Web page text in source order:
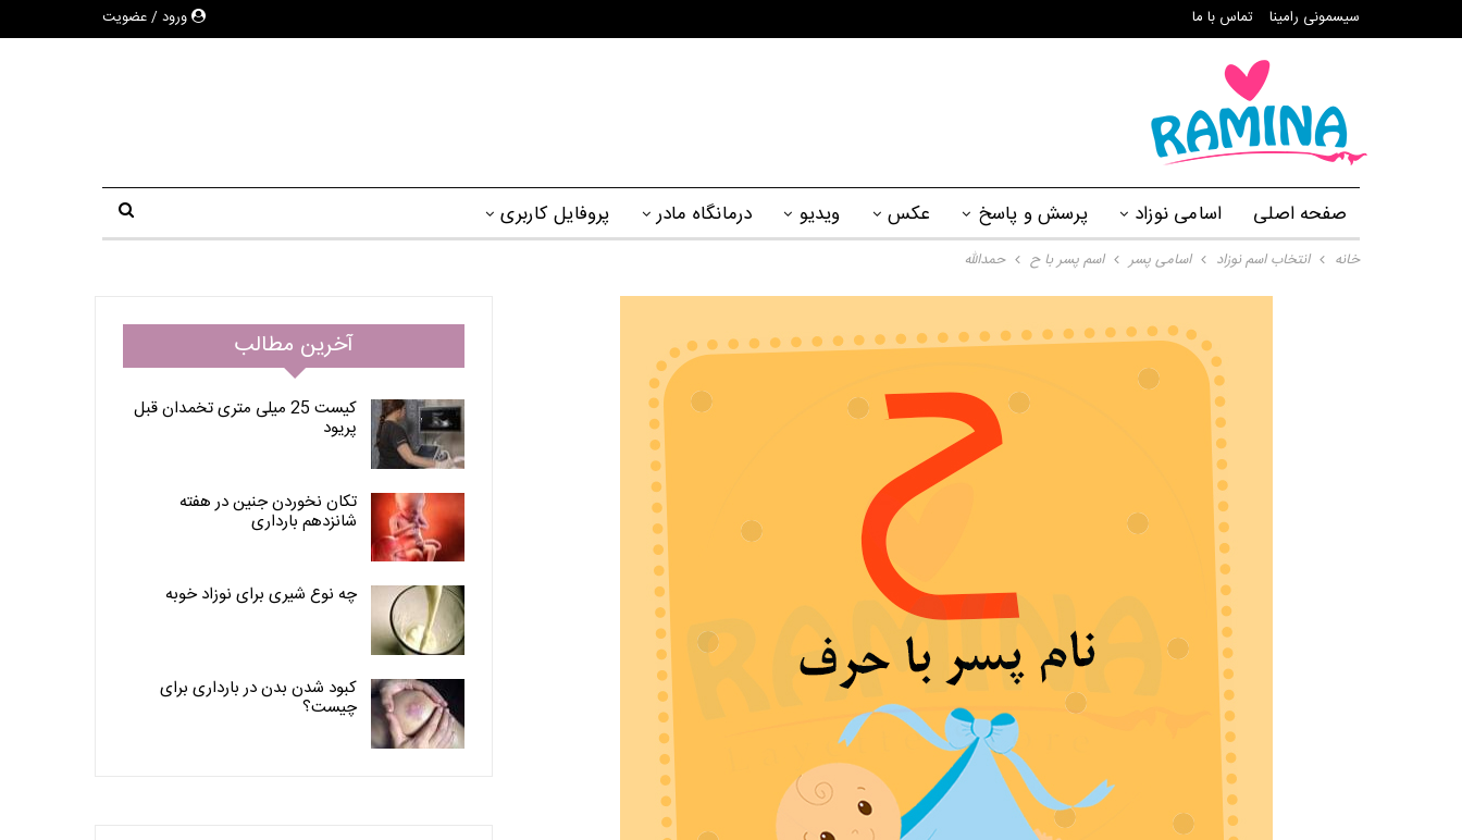
ورود / عضویت سیسمونی رامینا تماس با ما
صفحه اصلی اسامی نوزاد پرسش و پاسخ عکس ویدیو درمانگاه مادر پروفایل کاربری
خانه انتخاب اسم نوزاد اسامی پسر اسم پسر با ح حمدالله
آخرین مطالب
کیست 25 میلی متری تخمدان قبل
پریود
تکان نخوردن جنین در هفته
شانزدهم بارداری
چه نوع شیری برای نوزاد خوبه
کبود شدن بدن در بارداری برای
چیست؟